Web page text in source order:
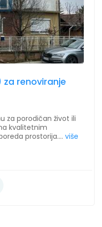
renoviranje
za porodičan život ili
kvalitetnim
prostorija.... više